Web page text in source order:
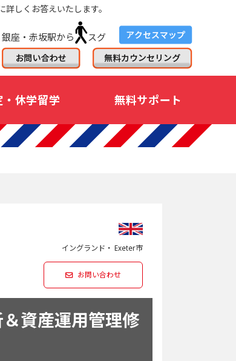
しくお答えいたします。
銀座・赤坂駅から スグ
・休学留学 無料サポート
イングランド・ Exeter市
お問い合わせ
資産運用管理修